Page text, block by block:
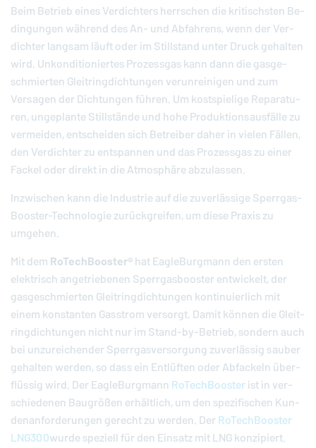
Beim Betrieb eines Ver­dich­ters herr­schen die kri­tischs­ten Be­
din­gun­gen während des An- und Ab­fah­rens, wenn der Ver­
dich­ter langsam läuft oder im Still­stand unter Druck gehalten
wird. Un­kon­di­tio­nier­tes Pro­zess­gas kann dann die gas­ge­
schmier­ten Gleit­ring­dich­tun­gen ver­un­rei­ni­gen und zum
Versagen der Dich­tun­gen führen. Um kost­spie­li­ge Re­pa­ra­tu­
ren, un­ge­plan­te Still­stän­de und hohe Pro­duk­ti­ons­aus­fäl­le zu
ver­mei­den, ent­schei­den sich Be­trei­ber daher in vielen Fällen,
den Ver­dich­ter zu ent­span­nen und das Pro­zess­gas zu einer
Fackel oder direkt in die At­mo­sphä­re ab­zu­las­sen.
In­zwi­schen kann die In­dus­trie auf die zu­ver­läs­si­ge Sperr­gas-
Boos­ter-Tech­no­lo­gie zu­rück­grei­fen, um diese Praxis zu
umgehen.
Mit demRo­Tech­Boos­ter®hatEagleBurgmann den ersten
elek­trisch an­ge­trie­be­nen Sperr­gas­boos­ter ent­wi­ckelt, der
gas­ge­schmier­ten Gleit­ring­dich­tun­gen kon­ti­nu­ier­lich mit
einem kon­stan­ten Gasstrom versorgt. Damit können die Gleit­
ring­dich­tun­gen nicht nur im Stand-by-Be­trieb, sondern auch
bei un­zu­rei­chen­der Sperr­gas­ver­sor­gung zu­ver­läs­sig sauber
gehalten werden, so dass ein Ent­lüf­ten oder Ab­fa­ckeln über­
flüs­sig wird. DerEagleBurgmann Ro­Tech­Boos­terist in ver­
schie­de­nen Bau­grö­ßen er­hält­lich, um den spe­zi­fi­schen Kun­
den­an­for­de­run­gen gerecht zu werden. DerRo­Tech­Boos­ter
LNG300wurde speziell für den Einsatz mit LNG kon­zi­piert.